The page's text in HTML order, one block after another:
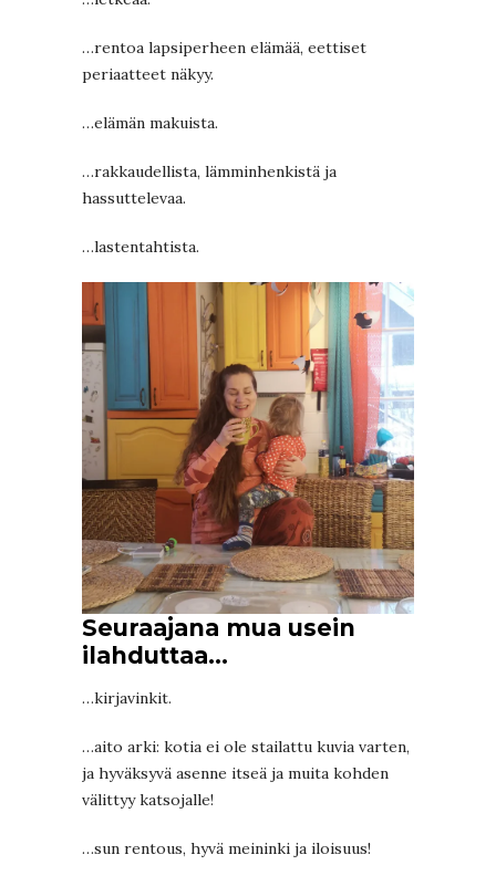
…rentoa lapsiperheen elämää, eettiset
periaatteet näkyy.
…elämän makuista.
…rakkaudellista, lämminhenkistä ja
hassuttelevaa.
…lastentahtista.
Seuraajana mua usein
ilahduttaa…
…kirjavinkit.
…aito arki: kotia ei ole stailattu kuvia varten,
ja hyväksyvä asenne itseä ja muita kohden
välittyy katsojalle!
…sun rentous, hyvä meininki ja iloisuus!